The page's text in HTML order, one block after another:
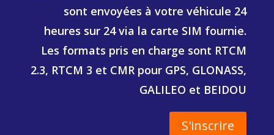
sont envoyées à votre véhicule 24
heures sur 24 via la carte SIM fournie.
Les formats pris en charge sont RTCM
2.3, RTCM 3 et CMR pour GPS, GLONASS,
GALILEO et BEIDOU
S'inscrire